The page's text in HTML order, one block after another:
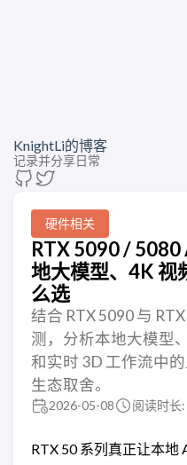
KnightLi的博客
记录并分享日常
硬件相关
RTX 5090 /
地大模型、4K 视
么选
结合 RTX 5090 与
测，分析本地大模型
和实时 3D 工作流中
生态取舍。
2026-05-08 阅读时长
RTX 50 系列真正让本地